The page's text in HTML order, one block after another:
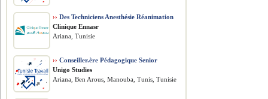
›› Des Techniciens Anesthésie Réanimation
Clinique Ennasr
Ariana, Tunisie
›› Conseiller.ère Pédagogique Senior
Unigo Studies
Ariana, Ben Arous, Manouba, Tunis, Tunisie